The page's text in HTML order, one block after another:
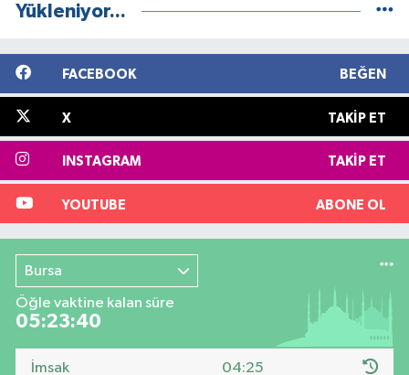
Yükleniyor...
FACEBOOK BEĞEN
X TAKIP ET
INSTAGRAM TAKIP ET
YOUTUBE ABONE OL
Bursa
Öğle vaktine kalan süre
05:23:39
İmsak 04:25